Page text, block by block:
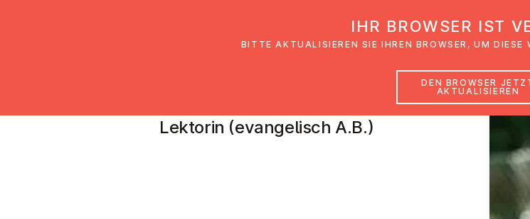
Glaubensimpulse
Lektorin (evangelisch A.B.)
IHR BROWSER IST
BITTE AKTUALISIEREN SIE IHREN BROWSER, UM DIESE
DEN BROWSER
AKTUALISIEREN